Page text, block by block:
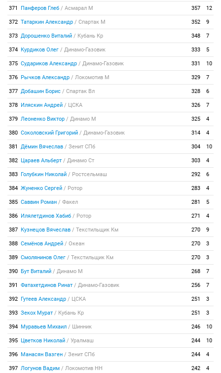
371 Панферов Глеб / Асмарал М 357 12
372 Татаркин Александр / Спартак М 352 9
373 Дорошенко Виталий / Кубань Кр 348 7
374 Курдиков Олег / Динамо-Газовик 333 5
375 Судариков Александр / Динамо-Газовик 331 10
376 Рычков Александр / Локомотив М 329 7
377 Добашин Борис / Спартак Вл 328 6
378 Иляскин Андрей / ЦСКА 326 7
379 Леоненко Виктор / Динамо М 325 4
380 Соколовский Григорий / Динамо-Газовик 314 4
381 Дёмин Вячеслав / Зенит СПб 304 10
382 Цараев Альберт / Динамо Ст 303 4
383 Голубкин Николай / Ростсельмаш 292 6
384 Жуненко Сергей / Ротор 283 4
385 Саввин Роман / Факел 281 5
386 Илялетдинов Хабиб / Ротор 271 4
387 Кузнецов Вячеслав / Текстильщик Км 270 9
388 Семёнов Андрей / Океан 270 3
389 Смолянинов Олег / Текстильщик Км 270 3
390 Бут Виталий / Динамо М 268 7
391 Фатахетдинов Ринат / Динамо-Газовик 256 7
392 Гутеев Александр / ЦСКА 251 3
393 Зекох Мурат / Кубань Кр 251 3
394 Муравьев Михаил / Шинник 246 10
395 Цветков Николай / Уралмаш 244 10
396 Манасян Вазген / Зенит СПб 244 4
397 Логунов Вадим / Локомотив НН 242 4